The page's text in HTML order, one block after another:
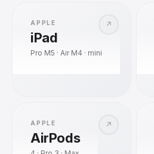
↗
APPLE
iPad
Pro M5 · Air M4 · mini
↗
APPLE
AirPods